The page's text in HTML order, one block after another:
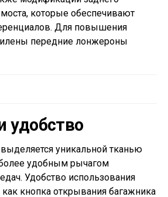
которые обеспечивают
Для повышения
передние лонжероны
удобство
уникальной тканью
удобным рычагом
Удобство использования
как кнопка открывания багажника